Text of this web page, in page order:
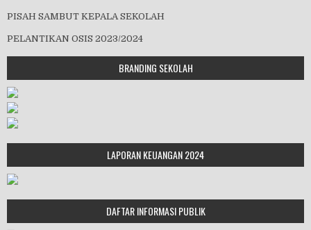
PISAH SAMBUT KEPALA SEKOLAH
PELANTIKAN OSIS 2023/2024
BRANDING SEKOLAH
LAPORAN KEUANGAN 2024
DAFTAR INFORMASI PUBLIK